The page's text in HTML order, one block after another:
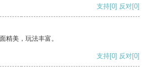
支持[0] 反对[0]
精美，玩法丰富。
支持[0] 反对[0]